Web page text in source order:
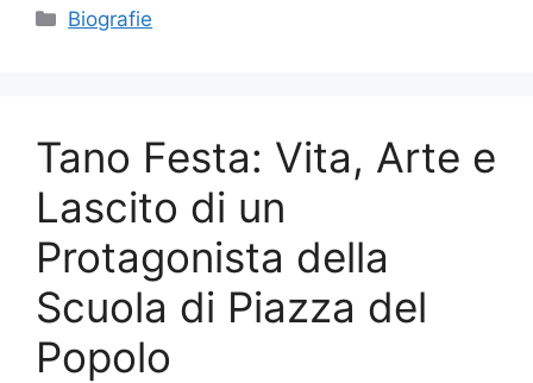
Categorie
Biografie
Tano Festa: Vita, Arte e
Lascito di un
Protagonista della
Scuola di Piazza del
Popolo